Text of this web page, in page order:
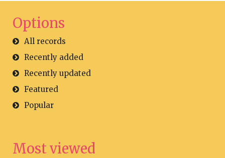
Options
All records
Recently added
Recently updated
Featured
Popular
Most viewed